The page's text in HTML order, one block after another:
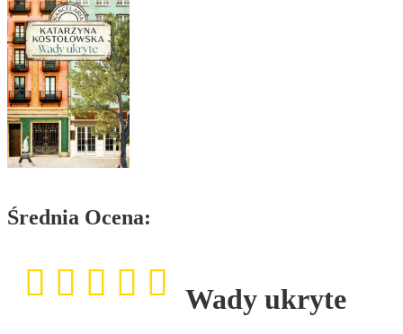
Średnia Ocena:
Wady ukryte